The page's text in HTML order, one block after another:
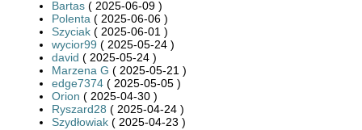
Bartas ( 2025-06-09 )
Polenta ( 2025-06-06 )
Szyciak ( 2025-06-01 )
wycior99 ( 2025-05-24 )
david ( 2025-05-24 )
Marzena G ( 2025-05-21 )
edge7374 ( 2025-05-05 )
Orion ( 2025-04-30 )
Ryszard28 ( 2025-04-24 )
Szydłowiak ( 2025-04-23 )